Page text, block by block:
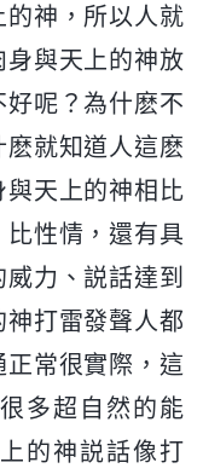
神，所以人就
與天上的神放
呢？為什麽不
就知道人這麽
天上的神相比
性情，還有具
力、説話達到
打雷發聲人都
常很實際，這
多超自然的能
的神説話像打